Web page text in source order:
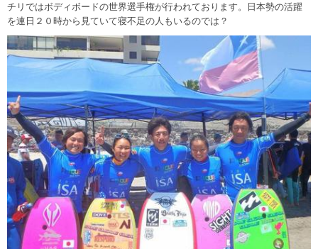
チリではボディボードの世界選手権が行われております。日本勢の活躍
を連日２０時から見ていて寝不足の人もいるのでは？